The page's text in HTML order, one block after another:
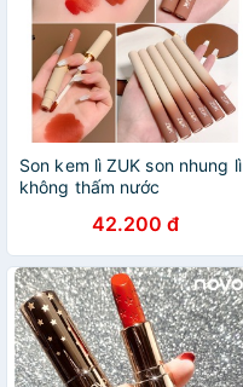
Son kem lì ZUK son nhung lì
không thấm nước
42.200 đ